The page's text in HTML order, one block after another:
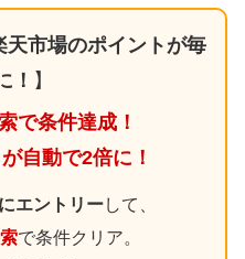
市場のポイントが毎
！ 】
で条件達成！
自動で2倍に！
エントリーして、
で条件クリア。